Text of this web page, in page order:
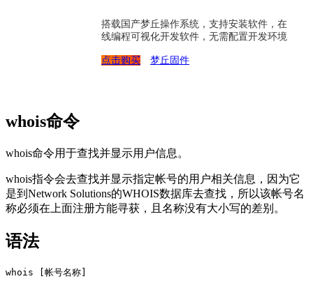
搭载国产梦丘操作系统，支持安装软件，在
线编程可视化开发软件，无需配置开发环境
点击购买 梦丘固件
whois命令
whois命令用于查找并显示用户信息。
whois指令会去查找并显示指定帐号的用户相关信息，因为它
是到Network Solutions的WHOIS数据库去查找，所以该帐号名
称必须在上面注册方能寻获，且名称没有大小写的差别。
语法